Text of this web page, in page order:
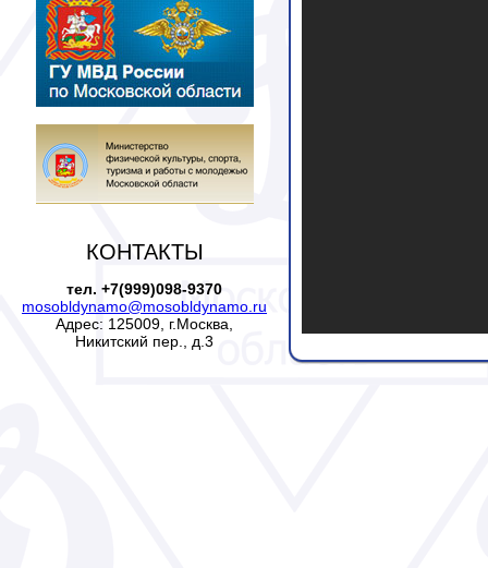
КОНТАКТЫ
тел. +7(999)098-9370
mosobldynamo@mosobldynamo.ru
Адрес: 125009, г.Москва,
Никитский пер., д.3